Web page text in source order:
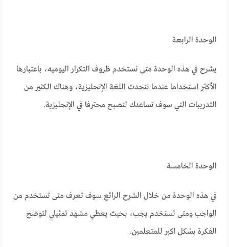
الوحدة الرابعة
يشرح في هذه الوحدة متى نستخدم ظروف التكرار اليوميه، باعتبارها
الأكثر استخداما عندما نتحدث اللغة الإنجليزية، وهناك الكثير من
التدريبات التي سوف تساعدك لتصبح محترفا في الإنجليزية.
الوحدة الخامسة
في هذه الوحدة من خلال الشرح الرائع سوف تعرف متى تستخدم من
الواجب ومتى تستخدم يجب، بحيث يعطي مشهد تمثيلي لتوضح
الفكرة بشكل اكبر للمتعلمين.